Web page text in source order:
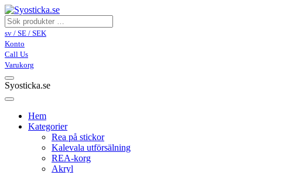
sv / SE / SEK
Konto
Call Us
Varukorg
Syosticka.se
Hem
Kategorier
Rea på stickor
Kalevala utförsälning
REA-korg
Akryl